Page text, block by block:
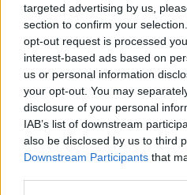
targeted advertising by us,
section to confirm your
opt-out request is processed
interest-based ads based on
us or personal information
your opt-out. You may
disclosure of your personal
IAB’s list of downstream
also be disclosed by us to third
Downstream Participants that
Hasznos
Impresszum
Szerzői jogok
Adatvédelmi
Cookie-kezelési
Hozzászólási
Nyomtatott lapjaink